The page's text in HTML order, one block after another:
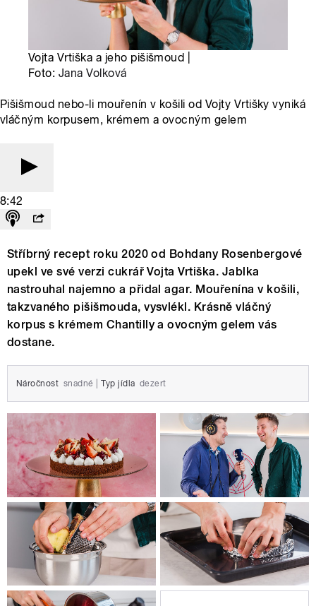
Vojta Vrtiška a jeho pišišmoud |
Foto: Jana Volková
Pišišmoud nebo-li mouřenín v košili od Vojty Vrtišky vyniká
vláčným korpusem, krémem a ovocným gelem
8:42
Stříbrný recept roku 2020 od Bohdany Rosenbergové
upekl ve své verzi cukrář Vojta Vrtiška. Jablka
nastrouhal najemno a přidal agar. Mouřenína v košili,
takzvaného pišišmouda, vysvlékl. Krásně vláčný
korpus s krémem Chantilly a ovocným gelem vás
dostane.
Náročnost snadné Typ jídla dezert